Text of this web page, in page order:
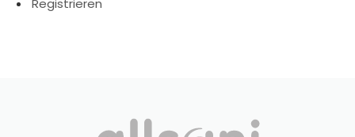
Registrieren